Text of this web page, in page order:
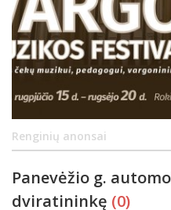
Renginių anonsai
Panevėžio g.
dviratininkę (0)